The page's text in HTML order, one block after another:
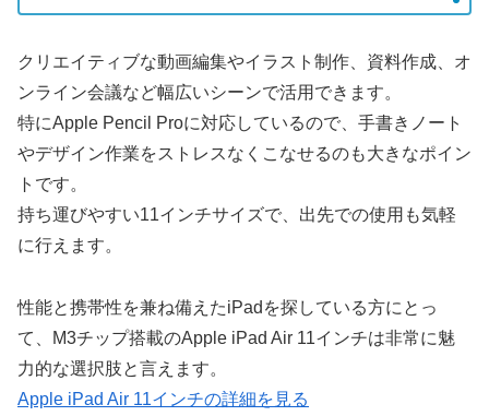
クリエイティブな動画編集やイラスト制作、資料作成、オ
ンライン会議など幅広いシーンで活用できます。
特にApple Pencil Proに対応しているので、手書きノート
やデザイン作業をストレスなくこなせるのも大きなポイン
トです。
持ち運びやすい11インチサイズで、出先での使用も気軽
に行えます。
性能と携帯性を兼ね備えたiPadを探している方にとっ
て、M3チップ搭載のApple iPad Air 11インチは非常に魅
力的な選択肢と言えます。
Apple iPad Air 11インチの詳細を見る